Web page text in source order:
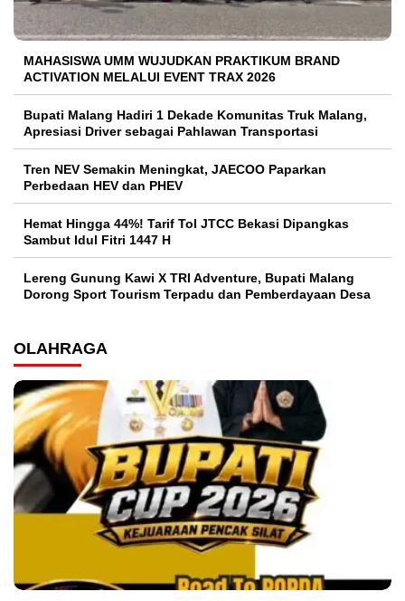
MAHASISWA UMM WUJUDKAN PRAKTIKUM BRAND
ACTIVATION MELALUI EVENT TRAX 2026
Bupati Malang Hadiri 1 Dekade Komunitas Truk Malang,
Apresiasi Driver sebagai Pahlawan Transportasi
Tren NEV Semakin Meningkat, JAECOO Paparkan
Perbedaan HEV dan PHEV
Hemat Hingga 44%! Tarif Tol JTCC Bekasi Dipangkas
Sambut Idul Fitri 1447 H
Lereng Gunung Kawi X TRI Adventure, Bupati Malang
Dorong Sport Tourism Terpadu dan Pemberdayaan Desa
OLAHRAGA